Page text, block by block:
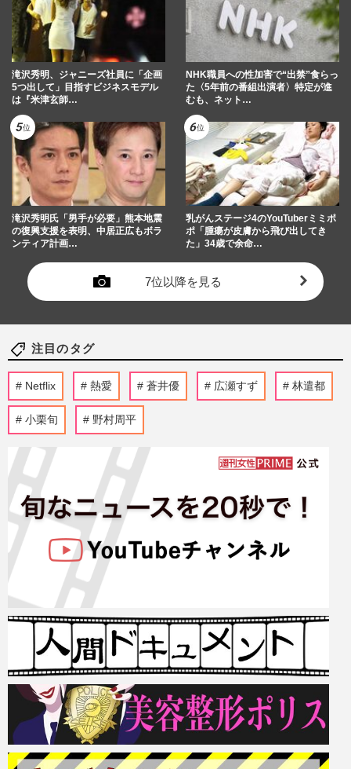
滝沢秀明、ジャニーズ社員に「企画
5つ出して」目指すビジネスモデル
は『米津玄師…
NHK職員への性加害で“出禁”食らっ
た〈5年前の番組出演者〉特定が進
むも、ネット…
滝沢秀明氏「男手が必要」熊本地震
の復興支援を表明、中居正広もボラ
ンティア計画…
乳がんステージ4のYouTuberミミポ
ポ「腫瘍が皮膚から飛び出してき
た」34歳で余命…
7位以降を見る
注目のタグ
Netflix 熱愛 蒼井優 広瀬すず 林遣都
小栗旬 野村周平